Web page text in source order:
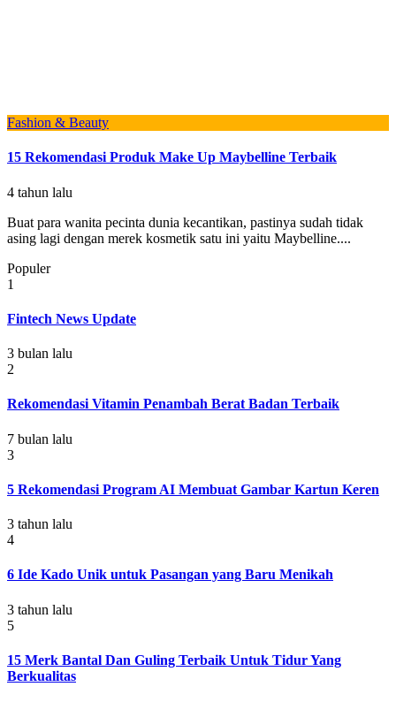
Fashion & Beauty
15 Rekomendasi Produk Make Up Maybelline Terbaik
4 tahun lalu
Buat para wanita pecinta dunia kecantikan, pastinya sudah tidak
asing lagi dengan merek kosmetik satu ini yaitu Maybelline....
Populer
1
Fintech News Update
3 bulan lalu
2
Rekomendasi Vitamin Penambah Berat Badan Terbaik
7 bulan lalu
3
5 Rekomendasi Program AI Membuat Gambar Kartun Keren
3 tahun lalu
4
6 Ide Kado Unik untuk Pasangan yang Baru Menikah
3 tahun lalu
5
15 Merk Bantal Dan Guling Terbaik Untuk Tidur Yang
Berkualitas